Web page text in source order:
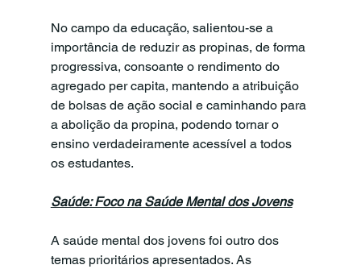
No campo da educação, salientou-se a
importância de reduzir as propinas, de forma
progressiva, consoante o rendimento do
agregado per capita, mantendo a atribuição
de bolsas de ação social e caminhando para
a abolição da propina, podendo tornar o
ensino verdadeiramente acessível a todos
os estudantes.
Saúde: Foco na Saúde Mental dos Jovens
A saúde mental dos jovens foi outro dos
temas prioritários apresentados. As